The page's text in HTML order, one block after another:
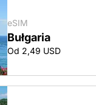
eSIM
Bułgaria
Od 2,49 USD